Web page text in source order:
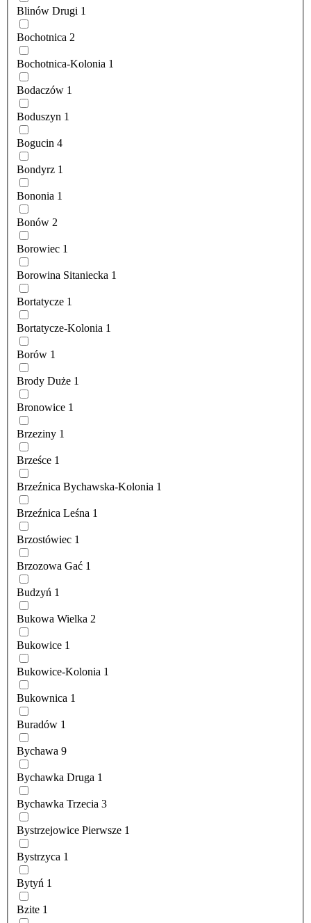
Blinów Drugi 1
Bochotnica 2
Bochotnica-Kolonia 1
Bodaczów 1
Boduszyn 1
Bogucin 4
Bondyrz 1
Bononia 1
Bonów 2
Borowiec 1
Borowina Sitaniecka 1
Bortatycze 1
Bortatycze-Kolonia 1
Borów 1
Brody Duże 1
Bronowice 1
Brzeziny 1
Brześce 1
Brzeźnica Bychawska-Kolonia 1
Brzeźnica Leśna 1
Brzostówiec 1
Brzozowa Gać 1
Budzyń 1
Bukowa Wielka 2
Bukowice 1
Bukowice-Kolonia 1
Bukownica 1
Buradów 1
Bychawa 9
Bychawka Druga 1
Bychawka Trzecia 3
Bystrzejowice Pierwsze 1
Bystrzyca 1
Bytyń 1
Bzite 1